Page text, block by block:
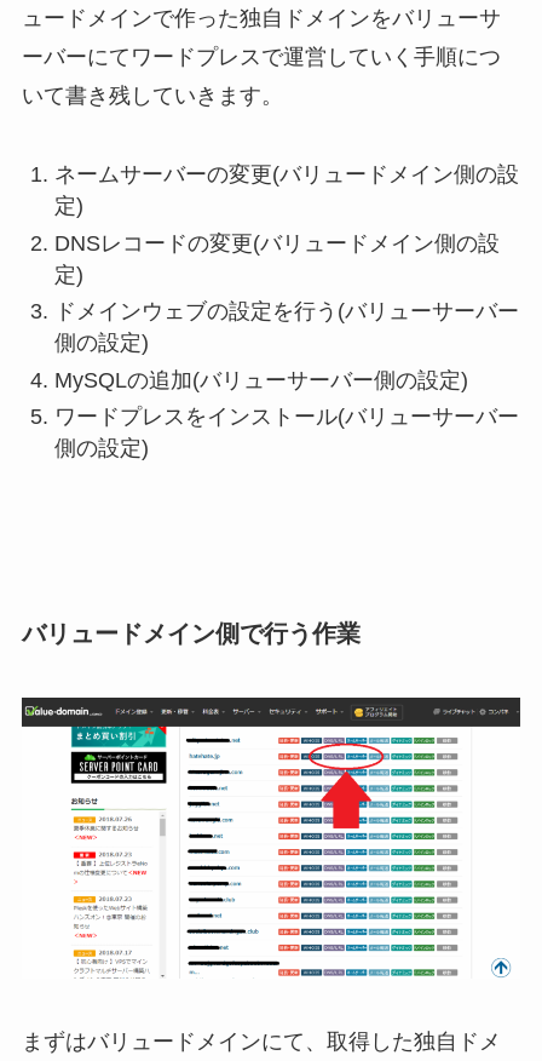
ュードメインで作った独自ドメインをバリューサ
ーバーにてワードプレスで運営していく手順につ
いて書き残していきます。
ネームサーバーの変更(バリュードメイン側の設
定)
DNSレコードの変更(バリュードメイン側の設
定)
ドメインウェブの設定を行う(バリューサーバー
側の設定)
MySQLの追加(バリューサーバー側の設定)
ワードプレスをインストール(バリューサーバー
側の設定)
バリュードメイン側で行う作業
まずはバリュードメインにて、取得した独自ドメ